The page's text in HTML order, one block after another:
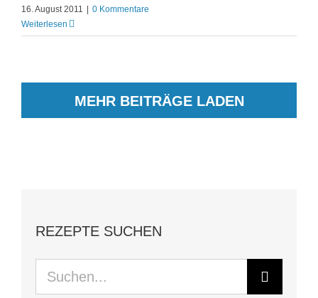
16. August 2011
0 Kommentare
Weiterlesen
MEHR BEITRÄGE LADEN
REZEPTE SUCHEN
Suche